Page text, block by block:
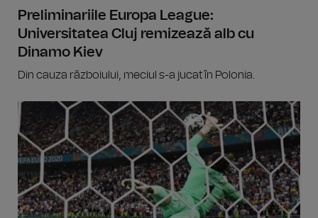
Preliminariile Europa League:
Universitatea Cluj remizează alb cu
Dinamo Kiev
Din cauza războiului, meciul s-a jucat în Polonia.